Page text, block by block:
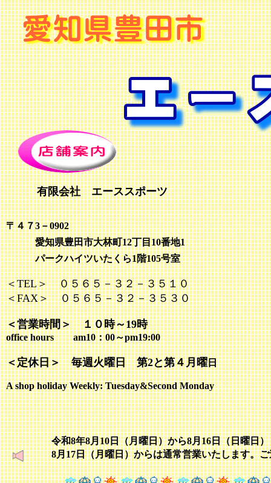
〒４７3－0902
愛知県豊田市大林町12丁目10番地1
パークハイツいたくら1階105号室
＜TEL＞ ０５６５－３２－３５１０
＜FAX＞ ０５６５－３２－３５３０
＜営業時間＞ １０時～19時
office hours am10：00～pm19:00
＜定休日＞ 毎週火曜日 第2と第４月曜日
A shop holiday Weekly: Tuesday&Second Monday
令和8年8月10日（月曜日）から8月16日（日曜日
8月17日（月曜日）からは通常営業いたします。
有限会社 エーススポーツ